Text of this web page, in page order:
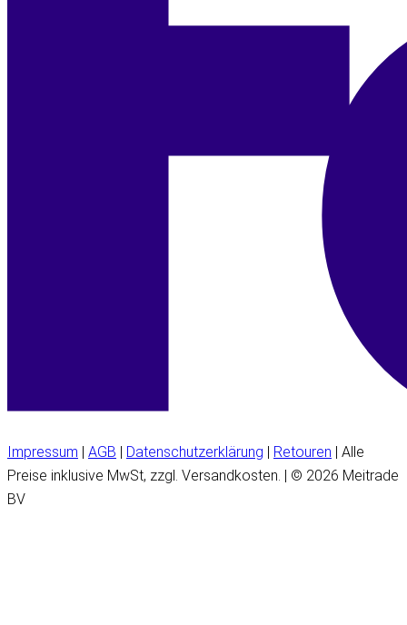
Impressum | AGB | Datenschutzerklärung | Retouren | Alle
Preise inklusive MwSt, zzgl. Versandkosten. | © 2026 Meitrade
BV